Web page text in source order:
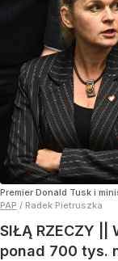
Premier Donald Tusk i
PAP / Radek Pietruszka
SIŁĄ RZECZY
ponad 700 tys.